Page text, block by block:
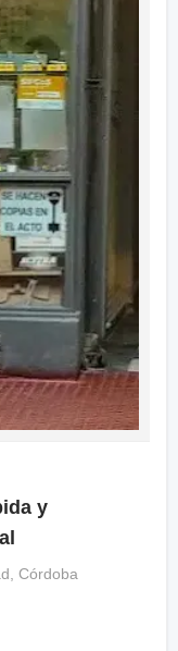
y
Córdoba